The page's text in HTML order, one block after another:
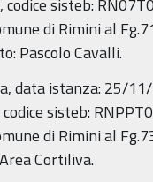
di Rimini al
Pascolo Cavalli.
data istanza: 25/
sisteb:
di Rimini al
Cortiliva.